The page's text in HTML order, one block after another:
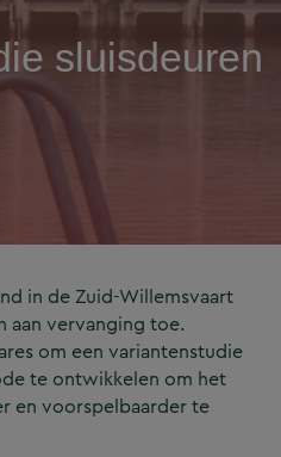
sluisdeuren
in de Zuid-Willemsvaart
aan vervanging toe.
om een variantenstudie
te ontwikkelen om het
en voorspelbaarder te